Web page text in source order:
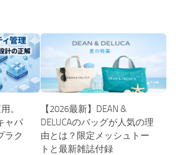
。
ャパ
ラク
【2026最新】DEAN &
DELUCAのバッグが人気の理
由とは？限定メッシュトー
トと最新雑誌付録